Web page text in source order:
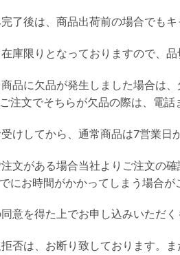
了後は、商品出荷前の場合でも
庫限りとなっておりますので、品
品に欠品が発生しました場合は
注文でそちらが欠品の際は、電話
けしてから、通常商品は7営業日
文がある場合当社よりご注文の
にお時間がかかってしまう場合が
意を得た上でお申し込みいただく
否は、お断り致しております。